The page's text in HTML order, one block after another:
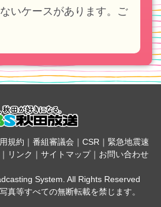
いケースがあります。ご
規約 ｜ 番組審議会 ｜ CSR ｜ 緊急地震速
｜ リンク ｜ サイトマップ｜ お問い合わせ
System. All Rights Reserved
真等すべての無断転載を禁じます。